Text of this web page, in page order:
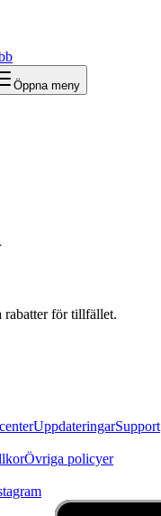
Öppna meny
rabatter för tillfället.
UppdateringarSupport
Övriga policyer